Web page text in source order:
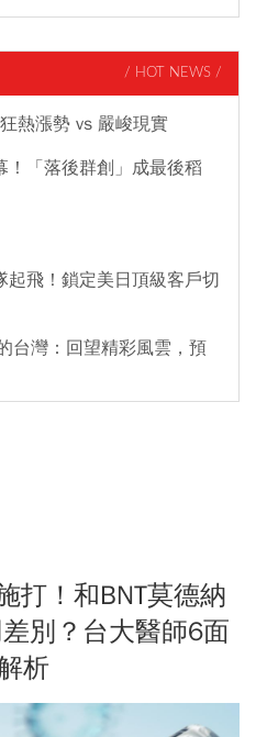
/ HOT NEWS /
熱漲勢 vs 嚴峻現實
！「落後群創」成最後稻
飛！鎖定美日頂級客戶切
台灣：回望精彩風雲，預
打！和BNT莫德納
別？台大醫師6面
析